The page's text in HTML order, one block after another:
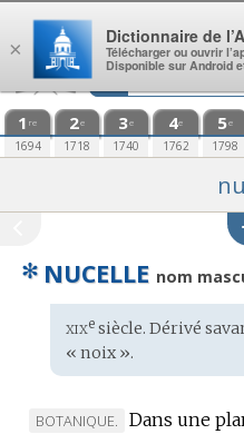
Aller au contenu
1 re
1694
2e
1718
3e
1740
4e
1762
5e
1798
✻ NUCELLE nom
Étymologie
:
xixesiècle. Dérivé
« noix ».
MARQUE
BOTANIQUE.
Dans une
×
Dictionnaire de
Télécharger ou ouvrir
Disponible sur Android